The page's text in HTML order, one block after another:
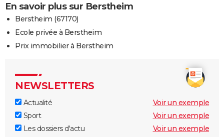
En savoir plus sur Berstheim
Berstheim (67170)
Ecole privée à Berstheim
Prix immobilier à Berstheim
NEWSLETTERS
Actualité
Voir un exemple
Sport
Voir un exemple
Les dossiers d'actu
Voir un exemple